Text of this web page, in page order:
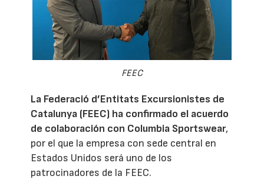
FEEC
La Federació d’Entitats Excursionistes de
Catalunya (FEEC) ha confirmado el acuerdo
de colaboración con Columbia Sportswear,
por el que la empresa con sede central en
Estados Unidos será uno de los
patrocinadores de la FEEC.